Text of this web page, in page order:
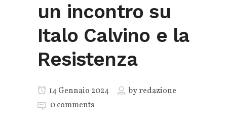
un incontro su
Italo Calvino e la
Resistenza
14 Gennaio 2024 byredazione
0 comments